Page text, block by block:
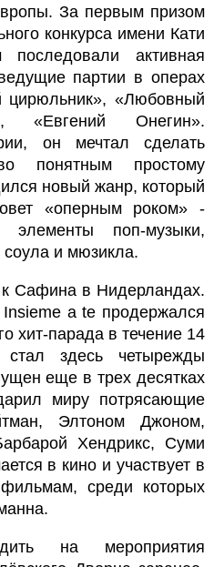
За первым призом
конкурса имени Кати
активная
партии в операх
цирюльник», «Любовный
«Евгений Онегин».
он мечтал сделать
понятным простому
новый жанр, который
«оперным роком» -
элементы поп-музыки,
соула и мюзикла.
Сафина в Нидерландах.
a te продержался
хит-парада в течение 14
здесь четырежды
еще в трех десятках
миру потрясающие
Элтоном Джоном,
Хендрикс, Суми
в кино и участвует в
среди которых
на мероприятия